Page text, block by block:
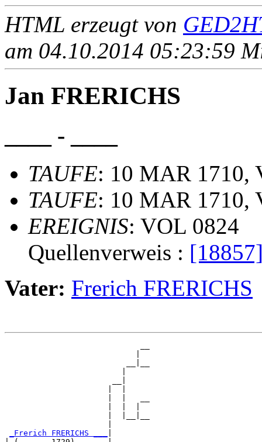
HTML erzeugt von
am 04.10.2014 05:23:59
Jan FRERICHS
____ - ____
TAUFE: 10 MAR 1710,
TAUFE: 10 MAR 1710,
EREIGNIS: VOL 0824
Quellenverweis :
Vater: Frerich FRERICHS
_Frerich FRERICHS ___